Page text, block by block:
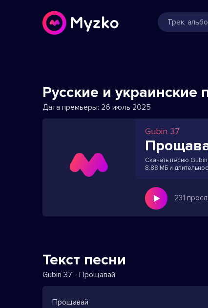
Русские и украинские
Дата премьеры: 26 июль 2025
Gubin 37
Скачать песню
8.88 МБ и
231
Текст песни
Gubin 37 - Прощавай
Прощавай